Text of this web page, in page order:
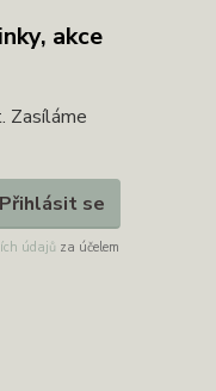
akce
Zasíláme
Přihlásit se
údajů za účelem